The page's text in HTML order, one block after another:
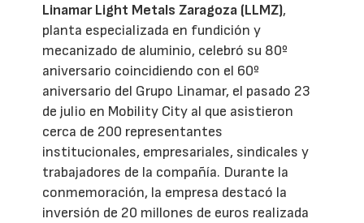
Linamar Light Metals Zaragoza (LLMZ),
planta especializada en fundición y
mecanizado de aluminio, celebró su 80º
aniversario coincidiendo con el 60º
aniversario del Grupo Linamar, el pasado 23
de julio en Mobility City al que asistieron
cerca de 200 representantes
institucionales, empresariales, sindicales y
trabajadores de la compañía. Durante la
conmemoración, la empresa destacó la
inversión de 20 millones de euros realizada